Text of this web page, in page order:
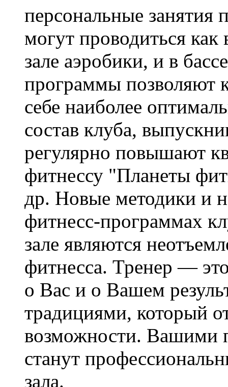
персональные занятия
могут проводиться как
зале аэробики, и в
программы позволяют
себе наиболее
состав клуба,
регулярно повышают
фитнессу "Планеты
др. Новые методики и
фитнесс-программах
зале являются
фитнесса. Тренер —
о Вас и о Вашем
традициями, который
возможности. Вашими
станут
зала.